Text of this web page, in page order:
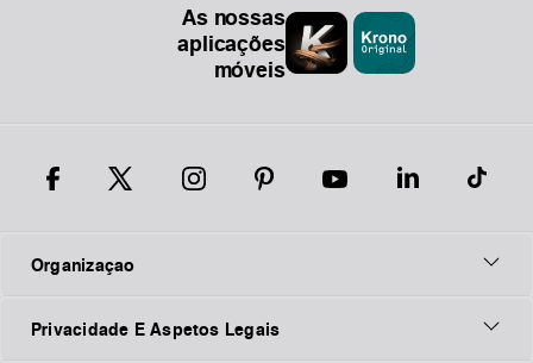
As nossas
aplicações
móveis
Organizaçao
Privacidade E Aspetos Legais